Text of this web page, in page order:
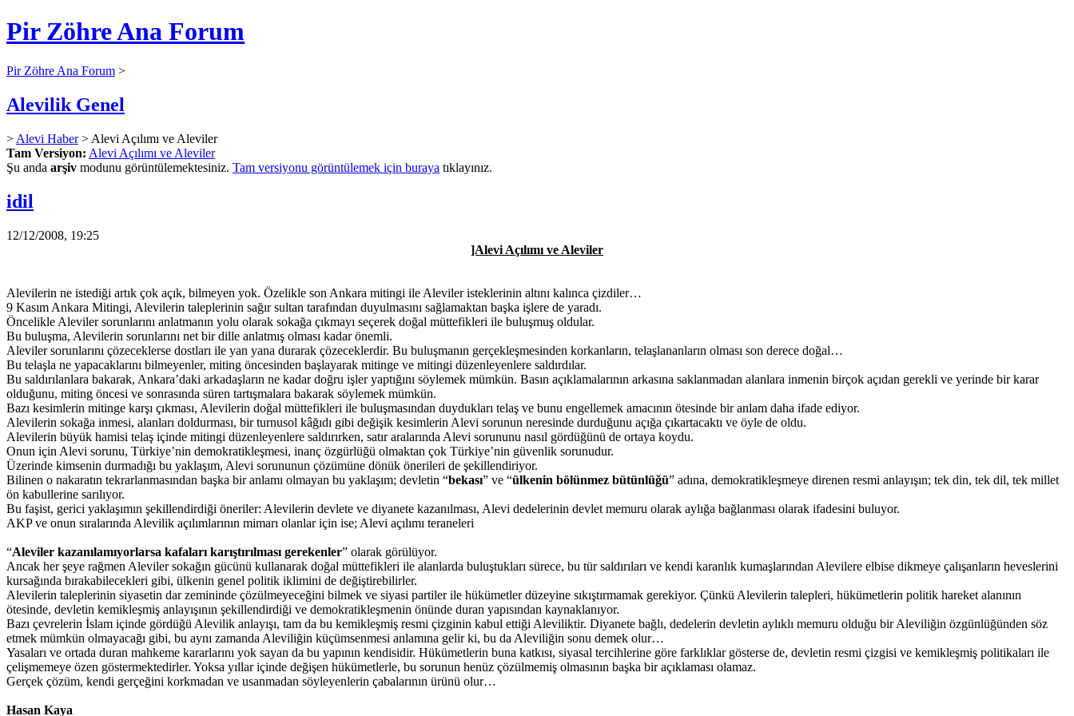
Pir Zöhre Ana Forum
Pir Zöhre Ana Forum >
Alevilik Genel
> Alevi Haber> Alevi Açılımı ve Aleviler
Tam Versiyon: Alevi Açılımı ve Aleviler
Şu anda arşiv modunu görüntülemektesiniz. Tam versiyonu görüntülemek için buraya tıklayınız.
idil
12/12/2008, 19:25
]Alevi Açılımı ve Aleviler
Alevilerin ne istediği artık çok açık, bilmeyen yok. Özelikle son Ankara mitingi ile Aleviler isteklerinin altını kalınca çizdiler…
9 Kasım Ankara Mitingi, Alevilerin taleplerinin sağır sultan tarafından duyulmasını sağlamaktan başka işlere de yaradı.
Öncelikle Aleviler sorunlarını anlatmanın yolu olarak sokağa çıkmayı seçerek doğal müttefikleri ile buluşmuş oldular.
Bu buluşma, Alevilerin sorunlarını net bir dille anlatmış olması kadar önemli.
Aleviler sorunlarını çözeceklerse dostları ile yan yana durarak çözeceklerdir. Bu buluşmanın gerçekleşmesinden korkanların, telaşlananların olması son derece doğal…
Bu telaşla ne yapacaklarını bilmeyenler, miting öncesinden başlayarak mitinge ve mitingi düzenleyenlere saldırdılar.
Bu saldırılanlara bakarak, Ankara’daki arkadaşların ne kadar doğru işler yaptığını söylemek mümkün. Basın açıklamalarının arkasına saklanmadan alanlara inmenin birçok açıdan gerekli ve yerinde bir karar
olduğunu, miting öncesi ve sonrasında süren tartışmalara bakarak söylemek mümkün.
Bazı kesimlerin mitinge karşı çıkması, Alevilerin doğal müttefikleri ile buluşmasından duydukları telaş ve bunu engellemek amacının ötesinde bir anlam daha ifade ediyor.
Alevilerin sokağa inmesi, alanları doldurması, bir turnusol kâğıdı gibi değişik kesimlerin Alevi sorunun neresinde durduğunu açığa çıkartacaktı ve öyle de oldu.
Alevilerin büyük hamisi telaş içinde mitingi düzenleyenlere saldırırken, satır aralarında Alevi sorununu nasıl gördüğünü de ortaya koydu.
Onun için Alevi sorunu, Türkiye’nin demokratikleşmesi, inanç özgürlüğü olmaktan çok Türkiye’nin güvenlik sorunudur.
Üzerinde kimsenin durmadığı bu yaklaşım, Alevi sorununun çözümüne dönük önerileri de şekillendiriyor.
Bilinen o nakaratın tekrarlanmasından başka bir anlamı olmayan bu yaklaşım; devletin “bekası” ve “ülkenin bölünmez bütünlüğü” adına, demokratikleşmeye direnen resmi anlayışın; tek din, tek dil, tek millet
ön kabullerine sarılıyor.
Bu faşist, gerici yaklaşımın şekillendirdiği öneriler: Alevilerin devlete ve diyanete kazanılması, Alevi dedelerinin devlet memuru olarak aylığa bağlanması olarak ifadesini buluyor.
AKP ve onun sıralarında Alevilik açılımlarının mimarı olanlar için ise; Alevi açılımı teraneleri
“Aleviler kazanılamıyorlarsa kafaları karıştırılması gerekenler” olarak görülüyor.
Ancak her şeye rağmen Aleviler sokağın gücünü kullanarak doğal müttefikleri ile alanlarda buluştukları sürece, bu tür saldırıları ve kendi karanlık kumaşlarından Alevilere elbise dikmeye çalışanların heveslerini
kursağında bırakabilecekleri gibi, ülkenin genel politik iklimini de değiştirebilirler.
Alevilerin taleplerinin siyasetin dar zemininde çözülmeyeceğini bilmek ve siyasi partiler ile hükümetler düzeyine sıkıştırmamak gerekiyor. Çünkü Alevilerin talepleri, hükümetlerin politik hareket alanının
ötesinde, devletin kemikleşmiş anlayışının şekillendirdiği ve demokratikleşmenin önünde duran yapısından kaynaklanıyor.
Bazı çevrelerin İslam içinde gördüğü Alevilik anlayışı, tam da bu kemikleşmiş resmi çizginin kabul ettiği Aleviliktir. Diyanete bağlı, dedelerin devletin aylıklı memuru olduğu bir Aleviliğin özgünlüğünden söz
etmek mümkün olmayacağı gibi, bu aynı zamanda Aleviliğin küçümsenmesi anlamına gelir ki, bu da Aleviliğin sonu demek olur…
Yasaları ve ortada duran mahkeme kararlarını yok sayan da bu yapının kendisidir. Hükümetlerin buna katkısı, siyasal tercihlerine göre farklıklar gösterse de, devletin resmi çizgisi ve kemikleşmiş politikaları ile
çelişmemeye özen göstermektedirler. Yoksa yıllar içinde değişen hükümetlerle, bu sorunun henüz çözülmemiş olmasının başka bir açıklaması olamaz.
Gerçek çözüm, kendi gerçeğini korkmadan ve usanmadan söyleyenlerin çabalarının ürünü olur…
Hasan Kaya